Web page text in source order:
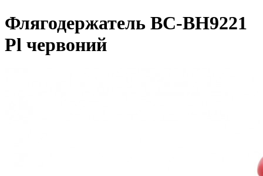
Флягодержатель BC-BH9221
Pl червоний